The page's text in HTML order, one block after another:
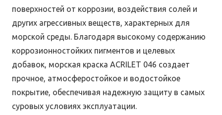
поверхностей от коррозии, воздействия солей и
других агрессивных веществ, характерных для
морской среды. Благодаря высокому содержанию
коррозионностойких пигментов и целевых
добавок, морская краска ACRILET 046 создает
прочное, атмосферостойкое и водостойкое
покрытие, обеспечивая надежную защиту в самых
суровых условиях эксплуатации.